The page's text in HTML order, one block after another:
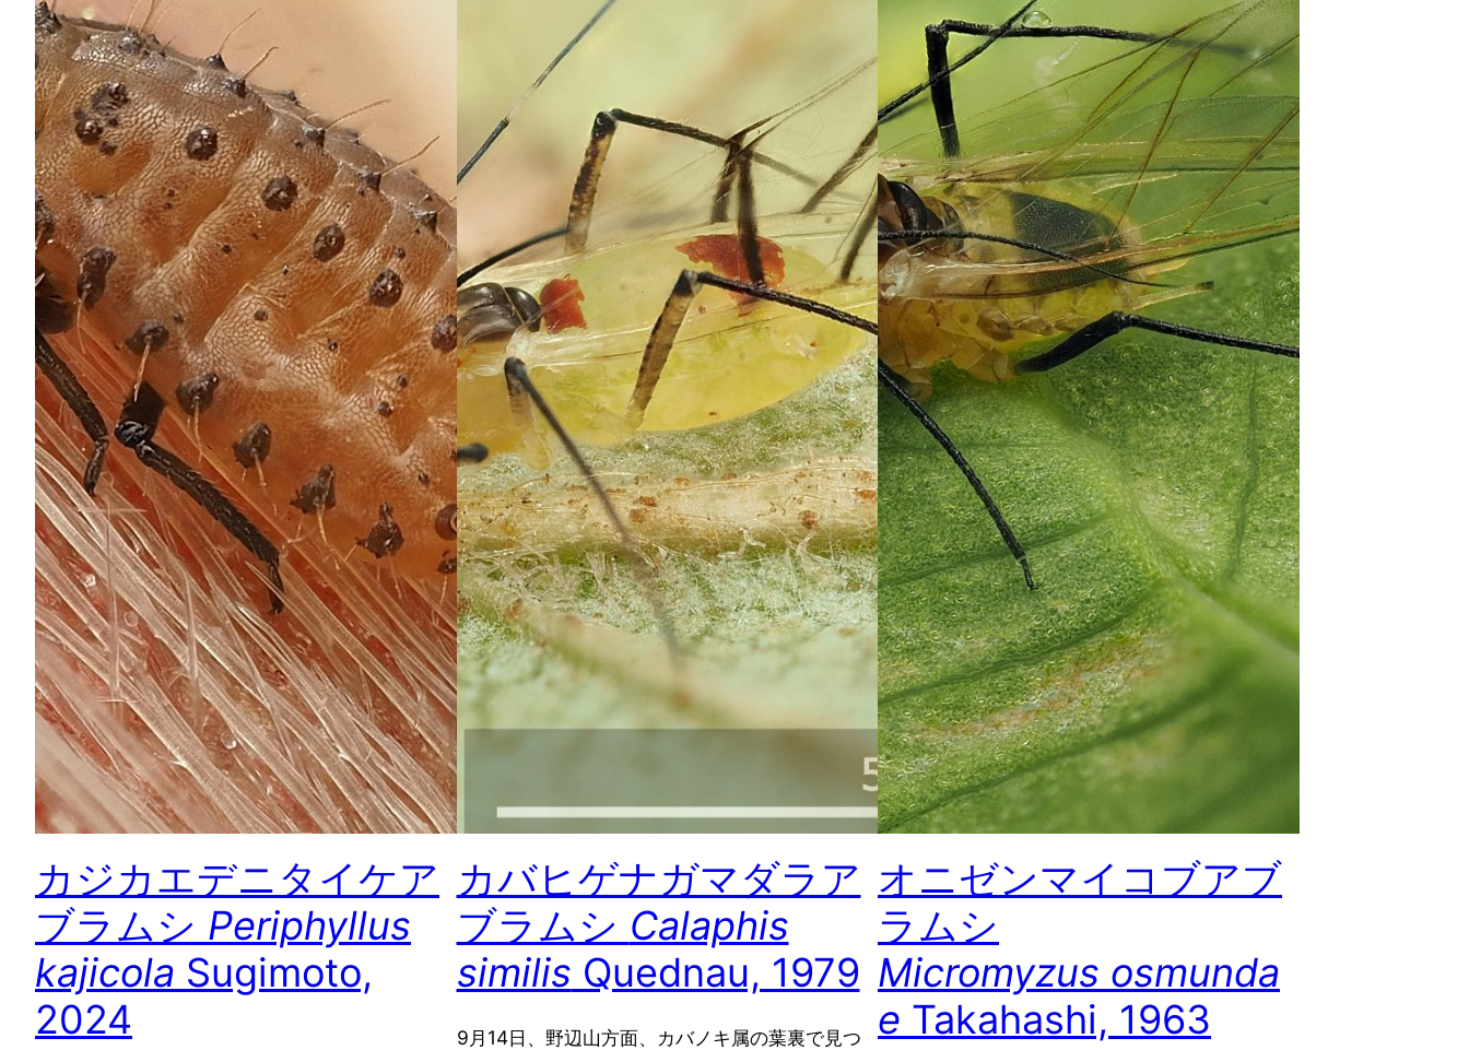
カジカエデニタイケア
ブラムシ Periphyllus
kajicola Sugimoto,
2024
カバヒゲナガマダラア
ブラムシ Calaphis
similis Quednau, 1979
9月14日、野辺山方面、カバノキ属の葉裏で見つ
オニゼンマイコブアブ
ラムシ
Micromyzus osmunda
e Takahashi, 1963